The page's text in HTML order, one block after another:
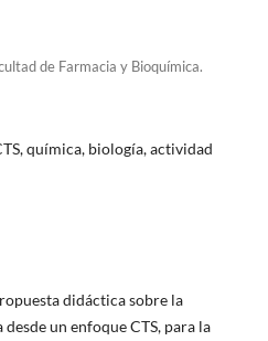
de Farmacia y Bioquímica.
química, biología, actividad
didáctica sobre la
un enfoque CTS, para la